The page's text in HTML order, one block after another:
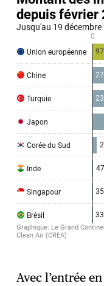
Avec l’entrée